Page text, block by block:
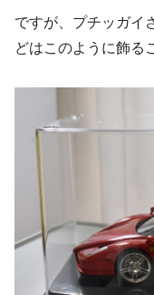
ですが、プチッガイ
どはこのように飾る